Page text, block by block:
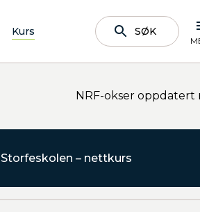
Kurs SØK
NRF-okser oppdatert
Storfeskolen – nettkurs